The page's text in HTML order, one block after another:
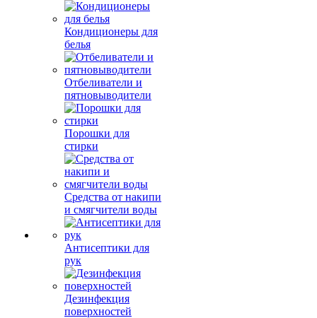
Кондиционеры для
белья
Отбеливатели и
пятновыводители
Порошки для
стирки
Средства от накипи
и смягчители воды
Антисептики для
рук
Дезинфекция
поверхностей